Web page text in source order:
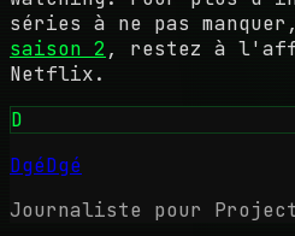
séries à ne pas manquer,
saison 2 , restez à
Netflix.
D
DgéDgé
Journaliste pour